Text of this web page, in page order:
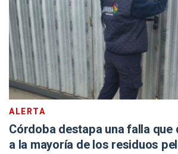
ALERTA
Córdoba destapa una falla
a la mayoría de los residuos